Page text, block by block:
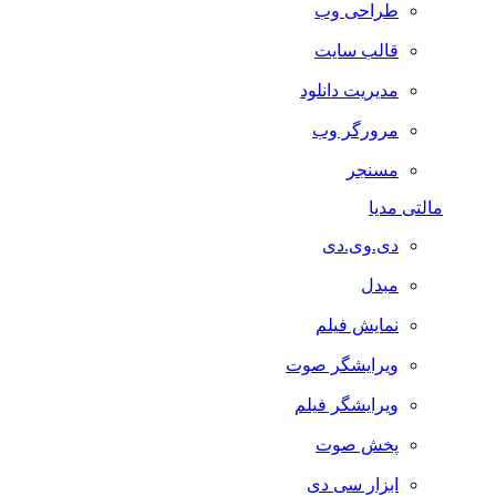
طراحی وب
قالب سایت
مدیریت دانلود
مرورگر وب
مسنجر
مالتی مدیا
دی.وی.دی
مبدل
نمایش فیلم
ویرایشگر صوت
ویرایشگر فیلم
پخش صوت
ابزار سی دی